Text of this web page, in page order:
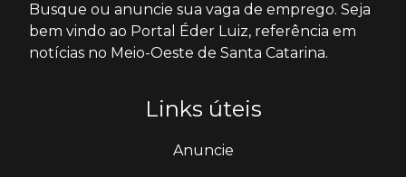
Busque ou anuncie sua vaga de emprego. Seja
bem vindo ao Portal Éder Luiz, referência em
notícias no Meio-Oeste de Santa Catarina.
Links úteis
Anuncie